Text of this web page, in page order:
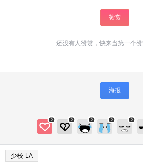
赞赏
还没有人赞赏，快来当第一个赞
海报
0 0 0 0 0
少校-LA
2 元 5 元